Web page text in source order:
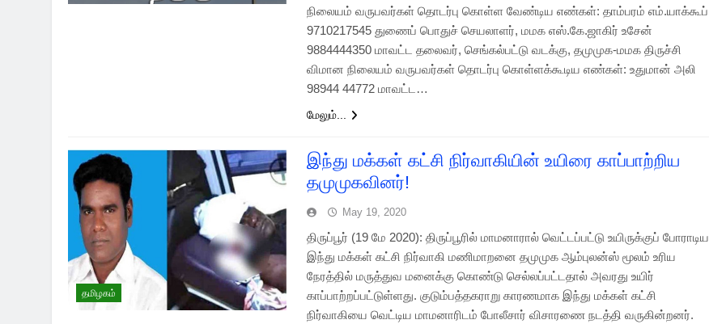
நிலையம் வருபவர்கள் தொடர்பு கொள்ள வேண்டிய எண்கள்: தாம்பரம் எம்.யாக்கூப்
9710217545 துணைப் பொதுச் செயலாளர், மமக எஸ்.கே.ஜாகிர் உசேன்
9884444350 மாவட்ட தலைவர், செங்கல்பட்டு வடக்கு, தமுமுக-மமக திருச்சி
விமான நிலையம் வருபவர்கள் தொடர்பு கொள்ளக்கூடிய எண்கள்: உதுமான் அலி
98944 44772 மாவட்ட…
மேலும்...
தமிழகம்
இந்து மக்கள் கட்சி நிர்வாகியின் உயிரை காப்பாற்றிய
தமுமுகவினர்!
May 19, 2020
திருப்பூர் (19 மே 2020): திருப்பூரில் மாமனாரால் வெட்டப்பட்டு உயிருக்குப் போராடிய
இந்து மக்கள் கட்சி நிர்வாகி மணிமாறனை தமுமுக ஆம்புலன்ஸ் மூலம் உரிய
நேரத்தில் மருத்துவ மனைக்கு கொண்டு செல்லப்பட்டதால் அவரது உயிர்
காப்பாற்றப்பட்டுள்ளது. குடும்பத்தகராறு காரணமாக இந்து மக்கள் கட்சி
நிர்வாகியை வெட்டிய மாமனாரிடம் போலீசார் விசாரணை நடத்தி வருகின்றனர்.